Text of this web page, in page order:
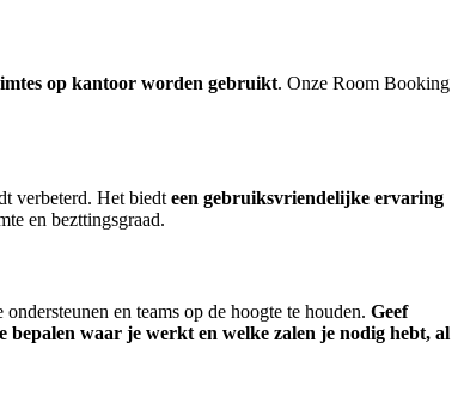
op kantoor worden gebruikt. Onze Room Booking
verbeterd. Het biedt een gebruiksvriendelijke ervaring
en bezttingsgraad.
en teams op de hoogte te houden. Geef
waar je werkt en welke zalen je nodig hebt, al